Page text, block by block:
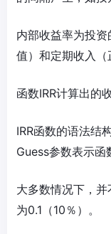
内部收益率为投
值）和定期收入（
函数IRR计算出的
IRR函数的语法结
Guess参数表示函
大多数情况下，
为0.1（10％）。